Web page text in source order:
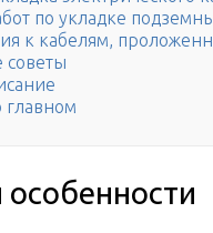
по укладке
к кабелям,
советы
главном